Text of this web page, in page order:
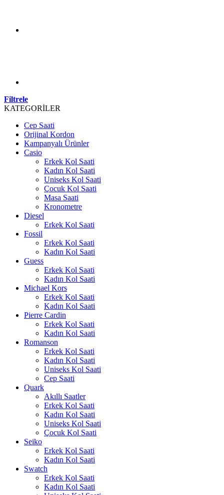
Filtrele
KATEGORİLER
Cep Saati
Orijinal Kordon
Kampanyalı Ürünler
Casio
Erkek Kol Saati
Kadın Kol Saati
Uniseks Kol Saati
Çocuk Kol Saati
Masa Saati
Kronometre
Diesel
Erkek Kol Saati
Fossil
Erkek Kol Saati
Kadın Kol Saati
Guess
Erkek Kol Saati
Kadın Kol Saati
Michael Kors
Erkek Kol Saati
Kadın Kol Saati
Pierre Cardin
Erkek Kol Saati
Kadın Kol Saati
Romanson
Erkek Kol Saati
Kadın Kol Saati
Uniseks Kol Saati
Cep Saati
Quark
Akıllı Saatler
Erkek Kol Saati
Kadın Kol Saati
Uniseks Kol Saati
Çocuk Kol Saati
Seiko
Erkek Kol Saati
Kadın Kol Saati
Swatch
Erkek Kol Saati
Kadın Kol Saati